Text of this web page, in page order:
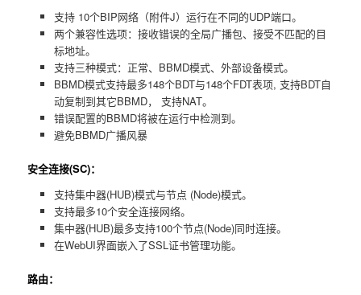
支持 10个BIP网络（附件J）运行在不同的UDP端口。
两个兼容性选项：接收错误的全局广播包、接受不匹配的目
标地址。
支持三种模式：正常、BBMD模式、外部设备模式。
BBMD模式支持最多148个BDT与148个FDT表项, 支持BDT自
动复制到其它BBMD， 支持NAT。
错误配置的BBMD将被在运行中检测到。
避免BBMD广播风暴
安全连接(SC)：
支持集中器(HUB)模式与节点 (Node)模式。
支持最多10个安全连接网络。
集中器(HUB)最多支持100个节点(Node)同时连接。
在WebUI界面嵌入了SSL证书管理功能。
路由：